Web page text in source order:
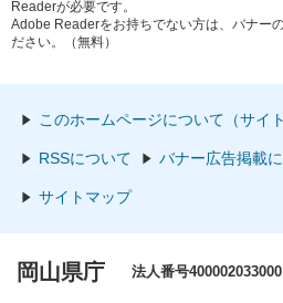
Readerが必要です。
Adobe Readerをお持ちでない方は、バナー
ださい。（無料）
このホームページについて（サイ
RSSについて バナー広告掲載
サイトマップ
岡山県庁 法人番号